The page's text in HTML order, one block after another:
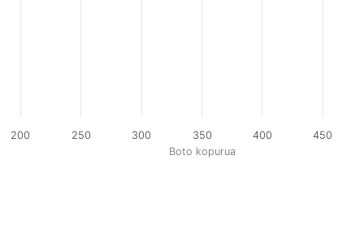
Boto kopurua
200 250 300 350 400 450